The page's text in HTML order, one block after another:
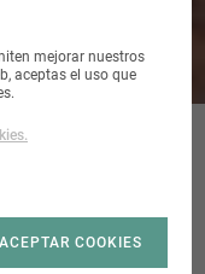
mejorar nuestros
aceptas el uso que
ACEPTAR COOKIES